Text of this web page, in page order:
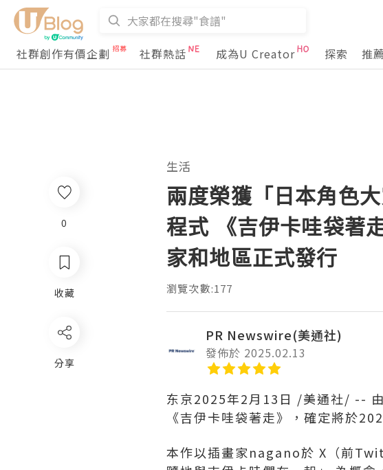
社群創作有價企劃
社群熱話 成為U Creator 探索 推
0
收藏
分享
生活
兩度榮獲「日本角色
程式 《吉伊卡哇袋著
家和地區正式發行
瀏覽次數:177
PR Newswire(美通社)
發佈於 2025.02.13
东京2025年2月13日 /美通社/ --
《吉伊卡哇袋著走》，確定將於
本作以插畫家nagano於 X（前